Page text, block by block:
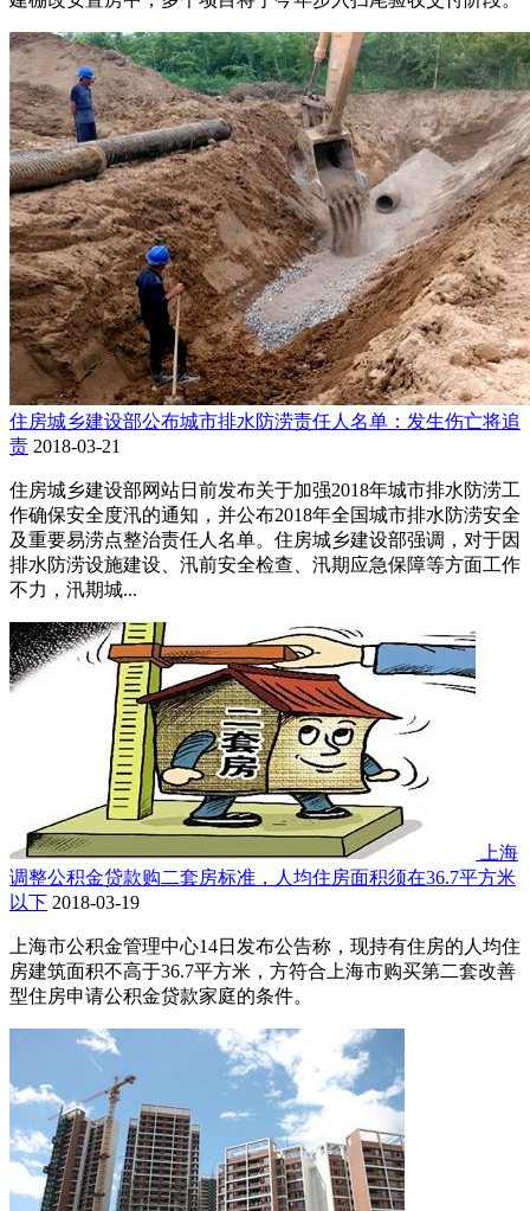
住房城乡建设部公布城市排水防涝责任人名单：发生伤亡将追
责 2018-03-21
住房城乡建设部网站日前发布关于加强2018年城市排水防涝工
作确保安全度汛的通知，并公布2018年全国城市排水防涝安全
及重要易涝点整治责任人名单。住房城乡建设部强调，对于因
排水防涝设施建设、汛前安全检查、汛期应急保障等方面工作
不力，汛期城...
上海
调整公积金贷款购二套房标准，人均住房面积须在36.7平方米
以下 2018-03-19
上海市公积金管理中心14日发布公告称，现持有住房的人均住
房建筑面积不高于36.7平方米，方符合上海市购买第二套改善
型住房申请公积金贷款家庭的条件。